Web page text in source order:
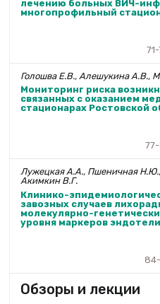
лечению больных ВИЧ-
многопрофильный
Голошва Е.В., Алешукина А.В.,
Мониторинг риска
связанных с оказанием
стационарах Ростовской
Лужецкая А.А., Пшеничная
Акимкин В.Г.
Клинико-
завозных случаев
молекулярно-
уровня маркеров
Обзоры и лекции